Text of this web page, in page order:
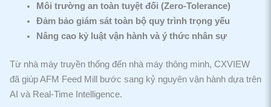
Môi trường an toàn tuyệt đối (Zero-Tolerance)
Đảm bảo giám sát toàn bộ quy trình trọng yếu
Nâng cao kỷ luật vận hành và ý thức nhân sự
Từ nhà máy truyền thống đến nhà máy thông minh, CXVIEW
đã giúp AFM Feed Mill bước sang kỷ nguyên vận hành dựa trên
AI và Real-Time Intelligence.